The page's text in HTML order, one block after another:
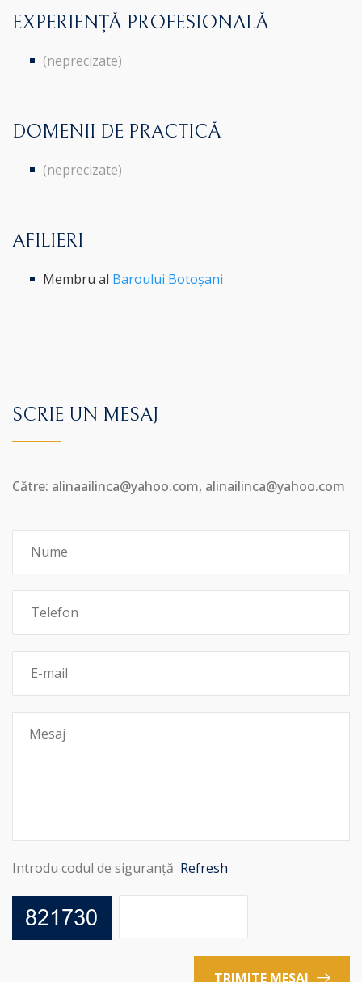
EXPERIENȚĂ PROFESIONALĂ
(neprecizate)
DOMENII DE PRACTICĂ
(neprecizate)
AFILIERI
Membru al Baroului Botoșani
SCRIE UN MESAJ
Către: alinaailinca@yahoo.com, alinailinca@yahoo.com
Introdu codul de siguranță Refresh
TRIMITE MESAJ